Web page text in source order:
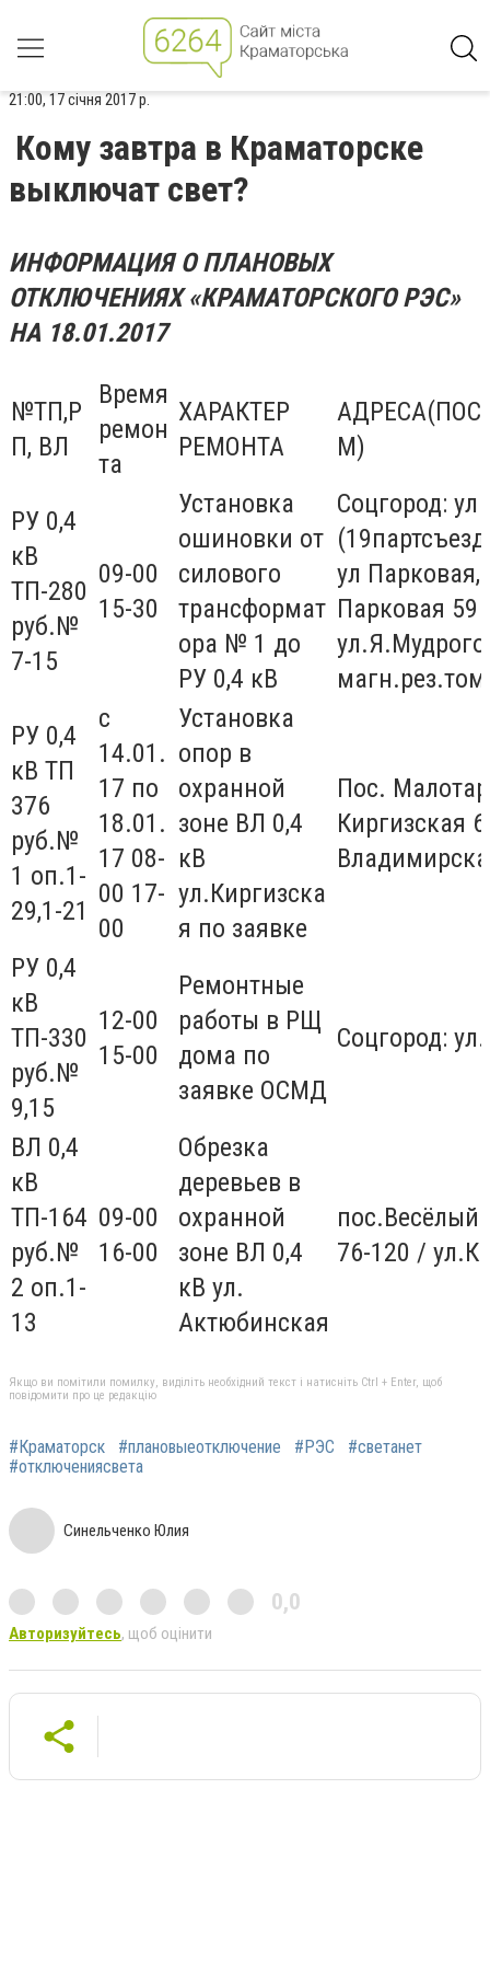
21:00, 17 січня 2017 р.
Кому завтра в Краматорске
выключат свет?
ИНФОРМАЦИЯ О ПЛАНОВЫХ
ОТКЛЮЧЕНИЯХ «КРАМАТОРСКОГО РЭС»
НА 18.01.2017
№ТП,Р
П, ВЛ
Время
ремон
та
ХАРАКТЕР
РЕМОНТА
М)
РУ 0,4
кВ
ТП-280
руб.№
7-15
09-00
15-30
Установка
ошиновки от
силового
трансформат
ора № 1 до
РУ 0,4 кВ
Соцгород:
ул
Парковая 59
РУ 0,4
кВ ТП
376
руб.№
1 оп.1-
29,1-21
с
14.01.
17 по
18.01.
17 08-
00 17-
00
Установка
опор в
охранной
зоне ВЛ 0,4
кВ
ул.Киргизска
я по заявке
Пос.
Киргизская
РУ 0,4
кВ
ТП-330
руб.№
9,15
12-00
15-00
Ремонтные
работы в РЩ
дома по
заявке ОСМД
Соцгород:
ВЛ 0,4
кВ
ТП-164
руб.№
2 оп.1-
13
09-00
16-00
Обрезка
деревьев в
охранной
зоне ВЛ 0,4
кВ ул.
Актюбинская
76-120 /
Якщо ви помітили помилку, виділіть необхідний текст і натисніть Ctrl + Enter, щоб
повідомити про це редакцію
#Краматорск #плановыеотключение #РЭС
#светанет
#отключениясвета
Синельченко Юлия
0,0
Авторизуйтесь, щоб оцінити